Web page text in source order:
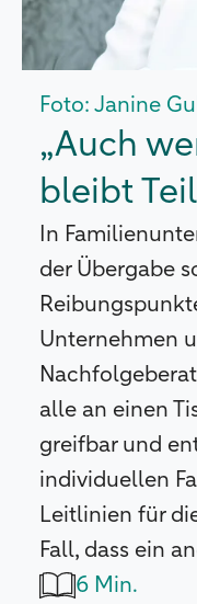
Foto: Janine
„Auch
bleibt
In
der Übergabe
Unternehmen
alle an einen
greifbar und
individuellen
Leitlinien für
Fall, dass ein
6 Min.